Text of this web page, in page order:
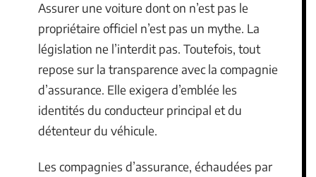
Assurer une voiture dont on n’est pas le
propriétaire officiel n’est pas un mythe. La
législation ne l’interdit pas. Toutefois, tout
repose sur la transparence avec la compagnie
d’assurance. Elle exigera d’emblée les
identités du conducteur principal et du
détenteur du véhicule.
Les compagnies d’assurance, échaudées par